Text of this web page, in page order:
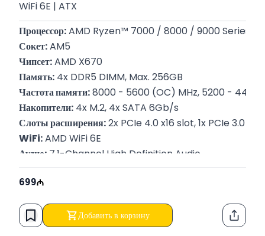
WiFi 6E | ATX
Процессор: AMD Ryzen™ 7000 / 8000 / 9000 Series
Сокет: AM5
Чипсет: AMD X670
Память: 4x DDR5 DIMM, Max. 256GB
Частота памяти: 8000 - 5600 (OC) MHz, 5200 - 4400
Накопители: 4x M.2, 4x SATA 6Gb/s
Слоты расширения: 2x PCIe 4.0 x16 slot, 1x PCIe 3.0
WiFi: AMD WiFi 6E
Аудио: 7.1-Channel High Definition Audio
BIOS: 256 Mb Flash ROM, UEFI AMI BIOS
Форм-фактор:
699
Добавить в корзину